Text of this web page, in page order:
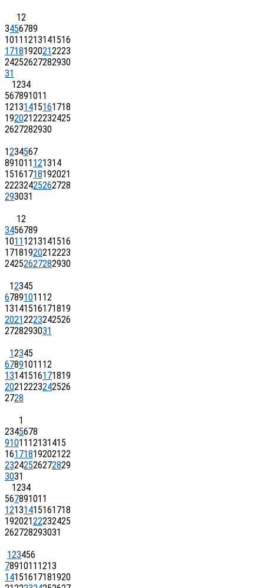
12
3456789
1011 1213141516
17181920212223
24252627282930
31
1234
567891011
12131415161718
19202122232425
2627282930
1234567
891011 121314
15161718192021
22232425262728
293031
12
3456789
1011 1213141516
17181920212223
24252627282930
12345
67891011 12
13141516171819
20212223242526
2728293031
12345
67891011 12
13141516171819
20212223242526
2728
1
2345678
91011 12131415
16171819202122
23242526272829
3031
1234
567891011
12131415161718
19202122232425
262728293031
123456
7891011 1213
14151617181920